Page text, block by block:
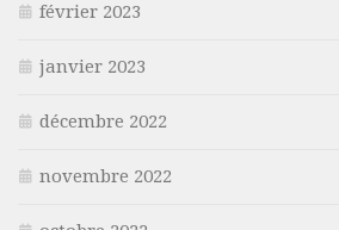
février 2023
janvier 2023
décembre 2022
novembre 2022